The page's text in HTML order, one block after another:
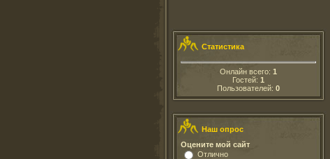
Статистика
Онлайн всего: 1
Гостей: 1
Пользователей: 0
Наш опрос
Оцените мой сайт
Отлично